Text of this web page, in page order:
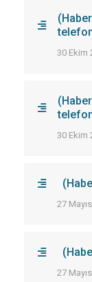
30 Ekim
30 Ekim
27
27